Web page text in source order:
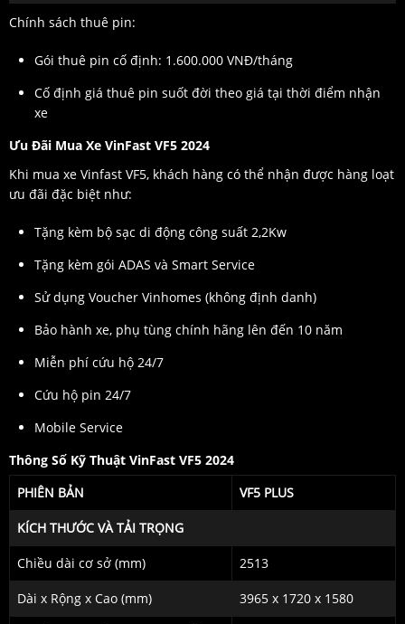
Chính sách thuê pin:
Gói thuê pin cố định: 1.600.000 VNĐ/tháng
Cố định giá thuê pin suốt đời theo giá tại thời điểm nhận
xe
Ưu Đãi Mua Xe VinFast VF5 2024
Khi mua xe Vinfast VF5, khách hàng có thể nhận được hàng loạt
ưu đãi đặc biệt như:
Tặng kèm bộ sạc di động công suất 2,2Kw
Tặng kèm gói ADAS và Smart Service
Sử dụng Voucher Vinhomes (không định danh)
Bảo hành xe, phụ tùng chính hãng lên đến 10 năm
Miễn phí cứu hộ 24/7
Cứu hộ pin 24/7
Mobile Service
Thông Số Kỹ Thuật VinFast VF5 2024
PHIÊN BẢN
VF5 PLUS
KÍCH THƯỚC VÀ TẢI TRỌNG
Chiều dài cơ sở (mm) 2513
Dài x Rộng x Cao (mm) 3965 x 1720 x 1580